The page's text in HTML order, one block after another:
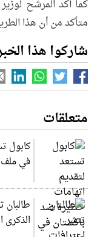
كما أكد المرشح
متأكد من أن هذا
شاركوا هذا
متعلقات
كابول
في
الذكرى